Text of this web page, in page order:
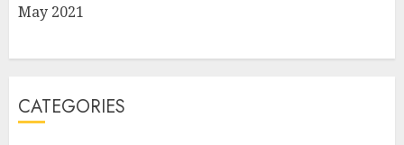
May 2021
CATEGORIES